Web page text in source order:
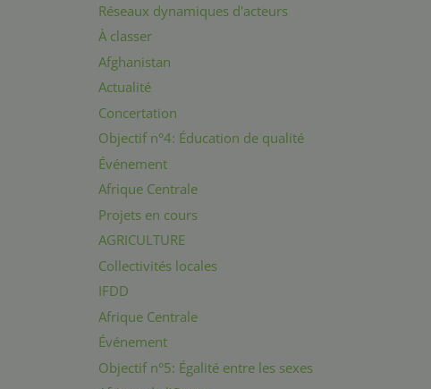
Réseaux dynamiques d'acteurs
À classer
Afghanistan
Actualité
Concertation
Objectif n°4: Éducation de qualité
Événement
Afrique Centrale
Projets en cours
AGRICULTURE
Collectivités locales
IFDD
Afrique Centrale
Événement
Objectif n°5: Égalité entre les sexes